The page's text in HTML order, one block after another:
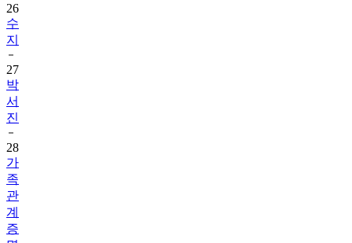
26
수
지
27
박
서
진
28
가
족
관
계
증